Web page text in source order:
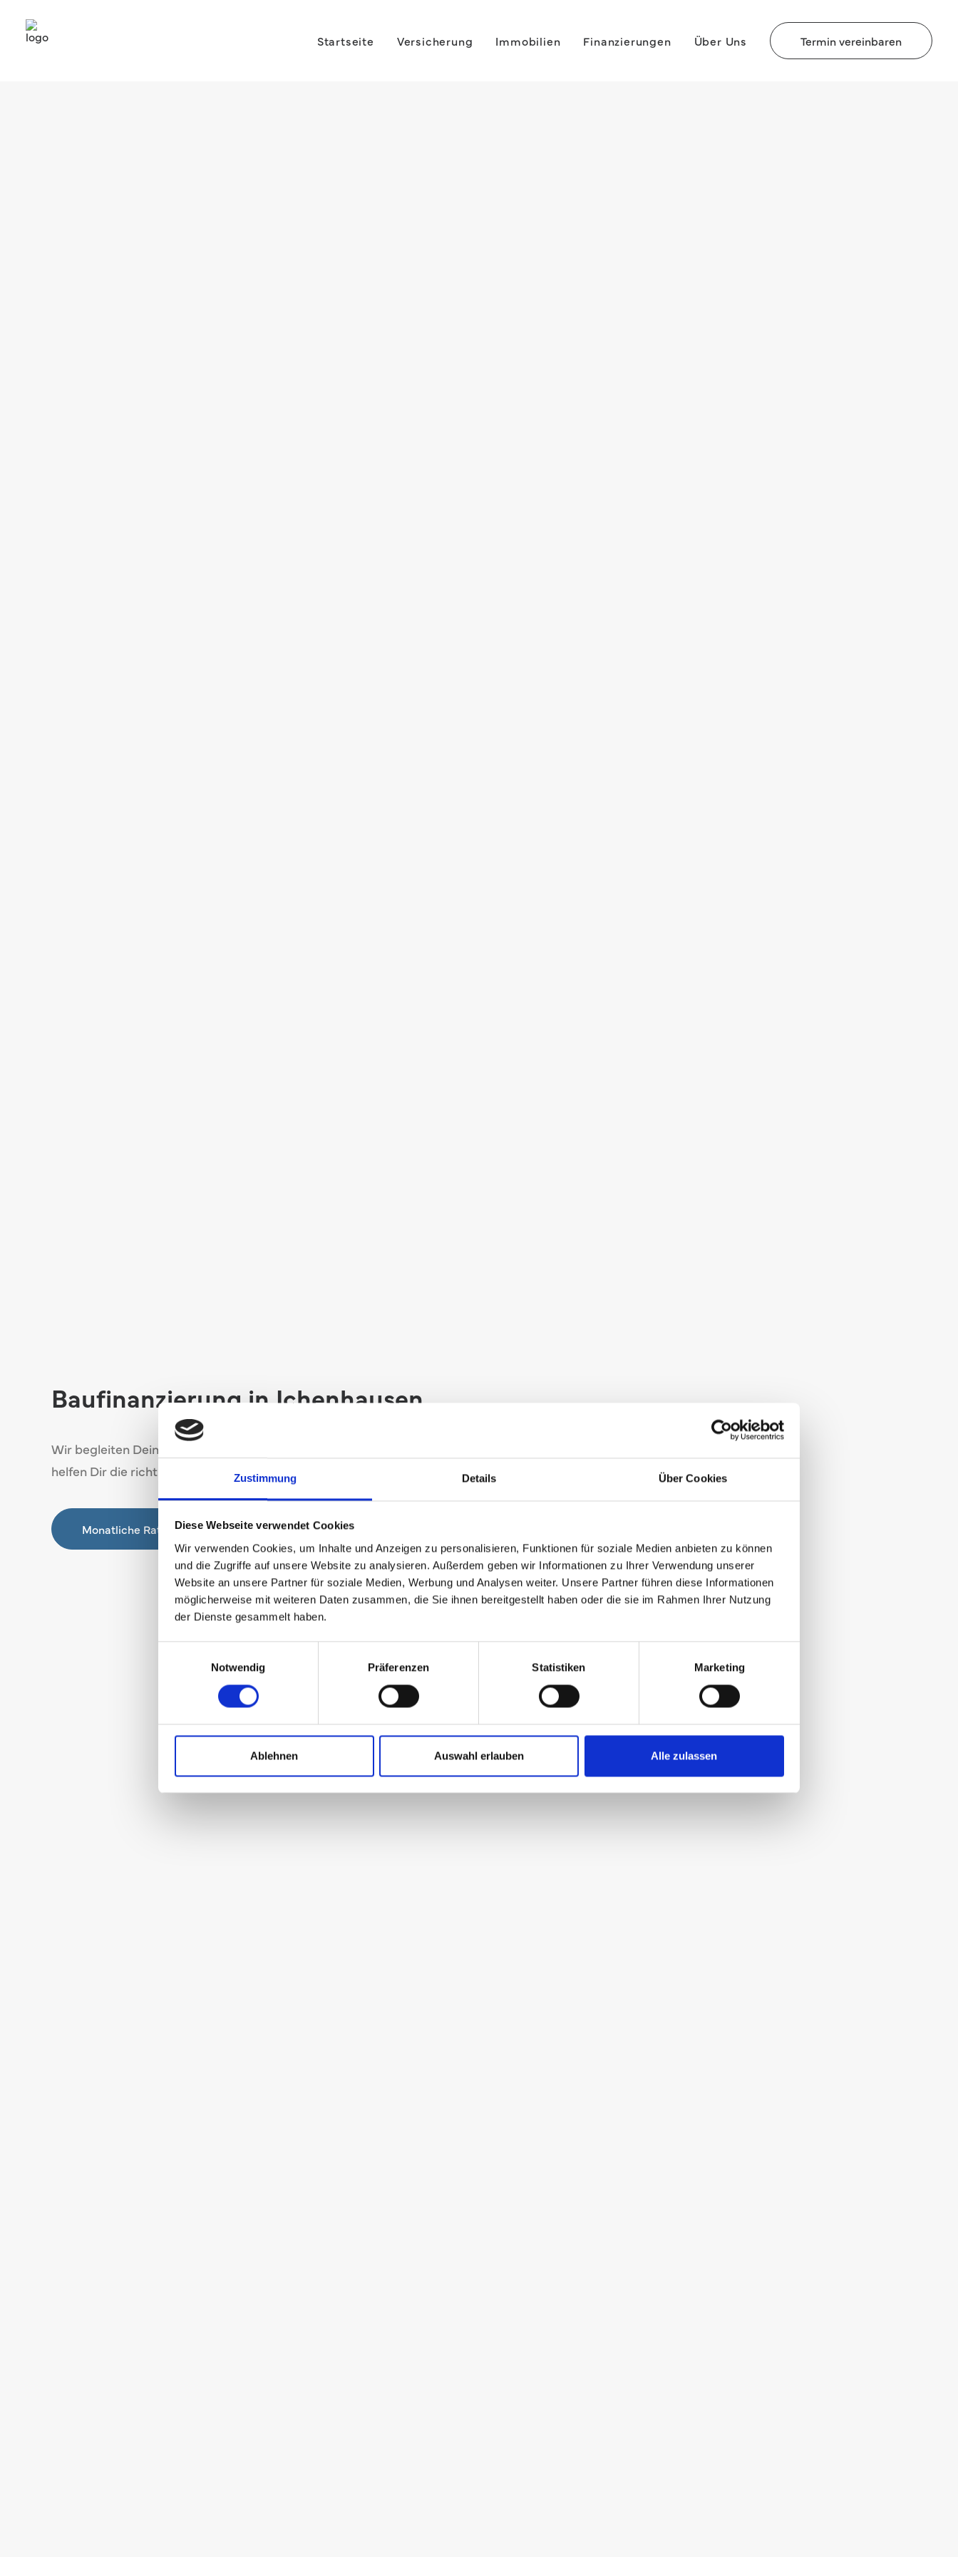
Zustimmung Details Über Cookies
Diese Webseite verwendet Cookies
Wir verwenden Cookies, um Inhalte und Anzeigen zu personalisieren, Funktionen für soziale Medien anbieten zu können
und die Zugriffe auf unsere Website zu analysieren. Außerdem geben wir Informationen zu Ihrer Verwendung unserer
Website an unsere Partner für soziale Medien, Werbung und Analysen weiter. Unsere Partner führen diese Informationen
möglicherweise mit weiteren Daten zusammen, die Sie ihnen bereitgestellt haben oder die sie im Rahmen Ihrer Nutzung
der Dienste gesammelt haben.
Notwendig
Präferenzen Statistiken Marketing
Ablehnen Auswahl erlauben Alle zulassen
Startseite Versicherung Immobilien Finanzierungen Über Uns Termin vereinbaren
Baufinanzierung in Ichenhausen
Wir begleiten Deine Baufinanzierung in Ichenhausen von A bis Z. Wir
helfen Dir die richtige Bank mit einem angebrachten Zins zu finden.
Monatliche Rate berechnen